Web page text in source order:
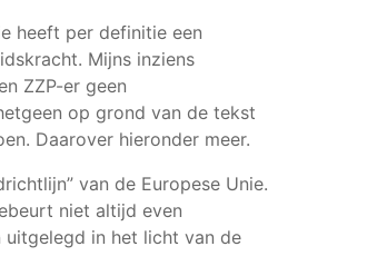
heeft per definitie een
Mijns inziens
ZZP-er geen
op grond van de tekst
Daarover hieronder meer.
van de Europese Unie.
niet altijd even
in het licht van de